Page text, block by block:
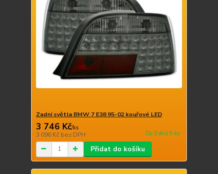
Zadní světla BMW 7 E38 95-02 kouřové LED
3 746 Kč/ks
3 096 Kč bez DPH Do 3 dnů 5 ks
Přidat do košíku